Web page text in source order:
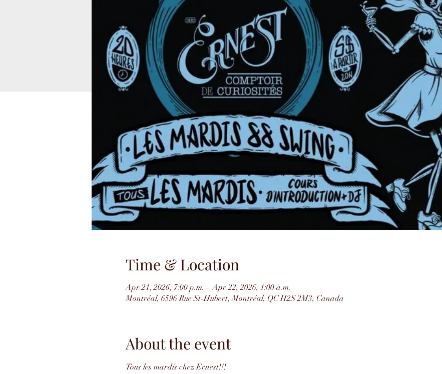
Time & Location
Apr 21, 2026, 7:00 p.m. – Apr 22, 2026, 1:00 a.m.
Montréal, 6596 Rue St-Hubert, Montréal, QC H2S 2M3, Canada
About the event
Tous les mardis chez Ernest!!!